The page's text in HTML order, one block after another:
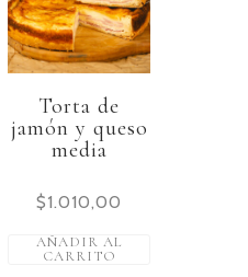
Torta de
jamón y queso
media
$1.010,00
AÑADIR AL
CARRITO